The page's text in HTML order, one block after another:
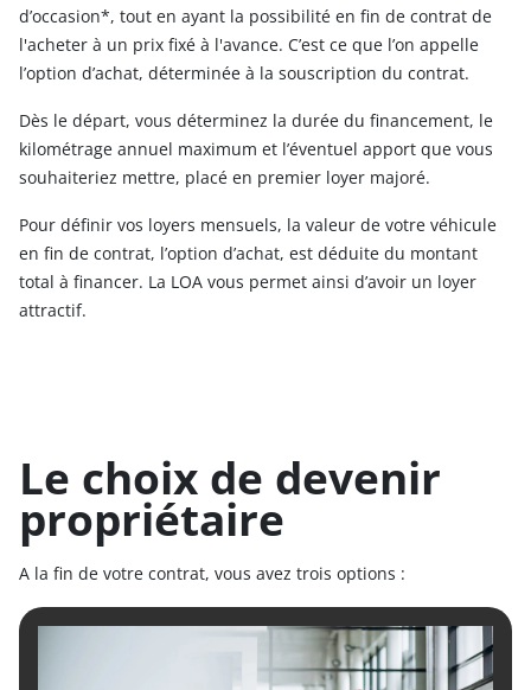
d’occasion*, tout en ayant la possibilité en fin de contrat de
l'acheter à un prix fixé à l'avance. C’est ce que l’on appelle
l’option d’achat, déterminée à la souscription du contrat.
Dès le départ, vous déterminez la durée du financement, le
kilométrage annuel maximum et l’éventuel apport que vous
souhaiteriez mettre, placé en premier loyer majoré.
Pour définir vos loyers mensuels, la valeur de votre véhicule
en fin de contrat, l’option d’achat, est déduite du montant
total à financer. La LOA vous permet ainsi d’avoir un loyer
attractif.
Le choix de devenir
propriétaire
A la fin de votre contrat, vous avez trois options :